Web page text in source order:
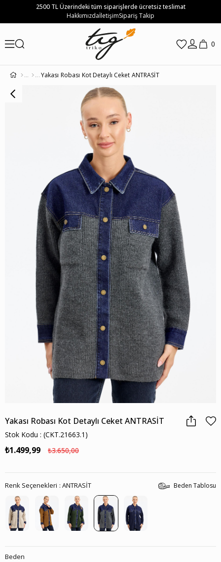
2500 TL Üzerindeki tüm siparişlerde ücretsiz teslimat
HakkımızdaİletişimSipariş Takip
0
Yakası Robası Kot Detaylı Ceket ANTRASİT
Yakası Robası Kot Detaylı Ceket ANTRASİT
Stok Kodu
(CKT.21663.1)
₺3.650,00
₺1.499,99
Beden Tablosu
Renk Seçenekleri ANTRASİT
Beden